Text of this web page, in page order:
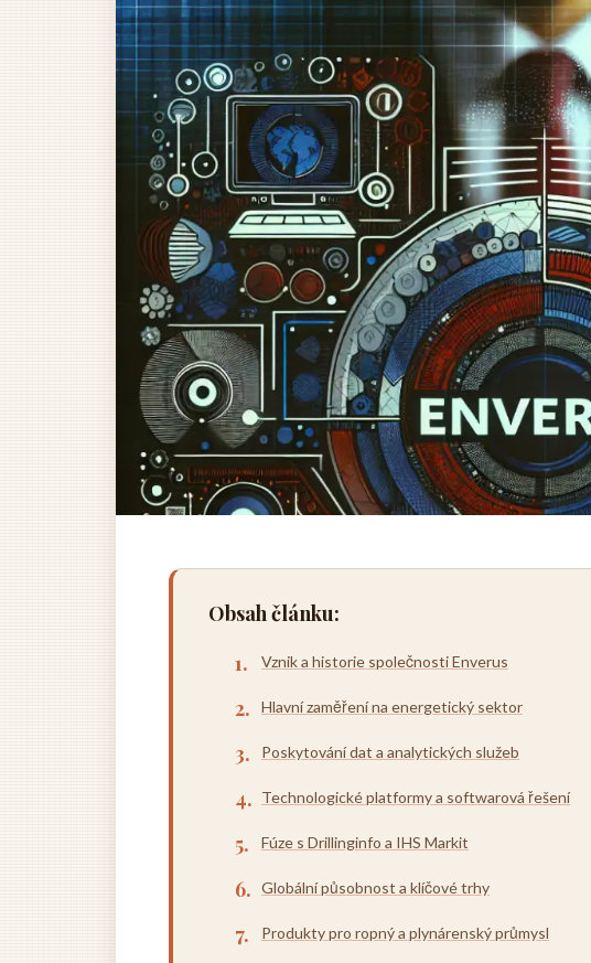
Obsah článku:
Vznik a historie společnosti Enverus
Hlavní zaměření na energetický sektor
Poskytování dat a analytických služeb
Technologické platformy a softwarová řešení
Fúze s Drillinginfo a IHS Markit
Globální působnost a klíčové trhy
Produkty pro ropný a plynárenský průmysl